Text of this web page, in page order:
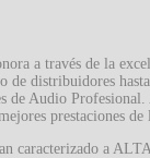
a través de la
distribuidores
Audio
prestaciones
caracterizado a